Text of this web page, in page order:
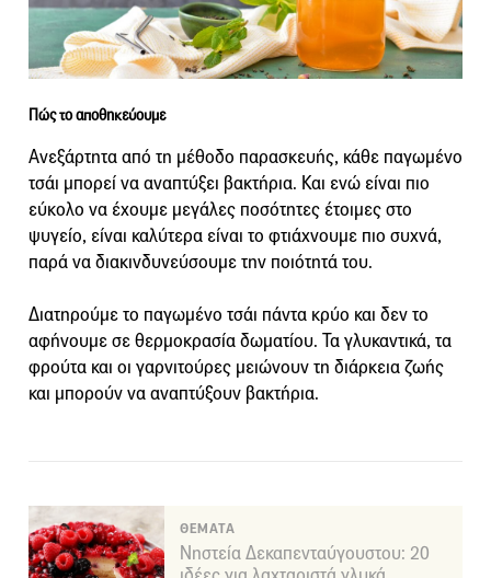
Πώς το αποθηκεύουμε
Ανεξάρτητα από τη μέθοδο παρασκευής, κάθε παγωμένο
τσάι μπορεί να αναπτύξει βακτήρια. Και ενώ είναι πιο
εύκολο να έχουμε μεγάλες ποσότητες έτοιμες στο
ψυγείο, είναι καλύτερα είναι το φτιάχνουμε πιο συχνά,
παρά να διακινδυνεύσουμε την ποιότητά του.
Διατηρούμε το παγωμένο τσάι πάντα κρύο και δεν το
αφήνουμε σε θερμοκρασία δωματίου. Τα γλυκαντικά, τα
φρούτα και οι γαρνιτούρες μειώνουν τη διάρκεια ζωής
και μπορούν να αναπτύξουν βακτήρια.
ΘΕΜΑΤΑ
Νηστεία Δεκαπενταύγουστου: 20